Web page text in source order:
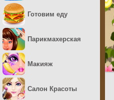
Готовим еду
Парикмахерская
Макияж
Салон Красоты